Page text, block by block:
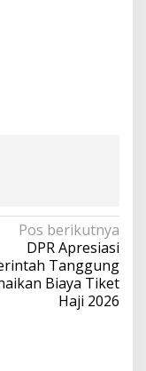
Pos berikutnya
DPR Apresiasi
Tanggung
Biaya Tiket
Haji 2026